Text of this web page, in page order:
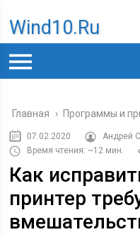
Wind10.ru
Главная › Программы и
07.02.2020
Андрей
Время чтения: ~12 мин.
Как
принтер